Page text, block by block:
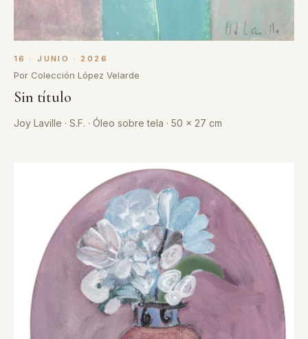
16 · JUNIO · 2026
Por Colección López Velarde
Sin título
Joy Laville · S.F. · Óleo sobre tela · 50 x 27 cm